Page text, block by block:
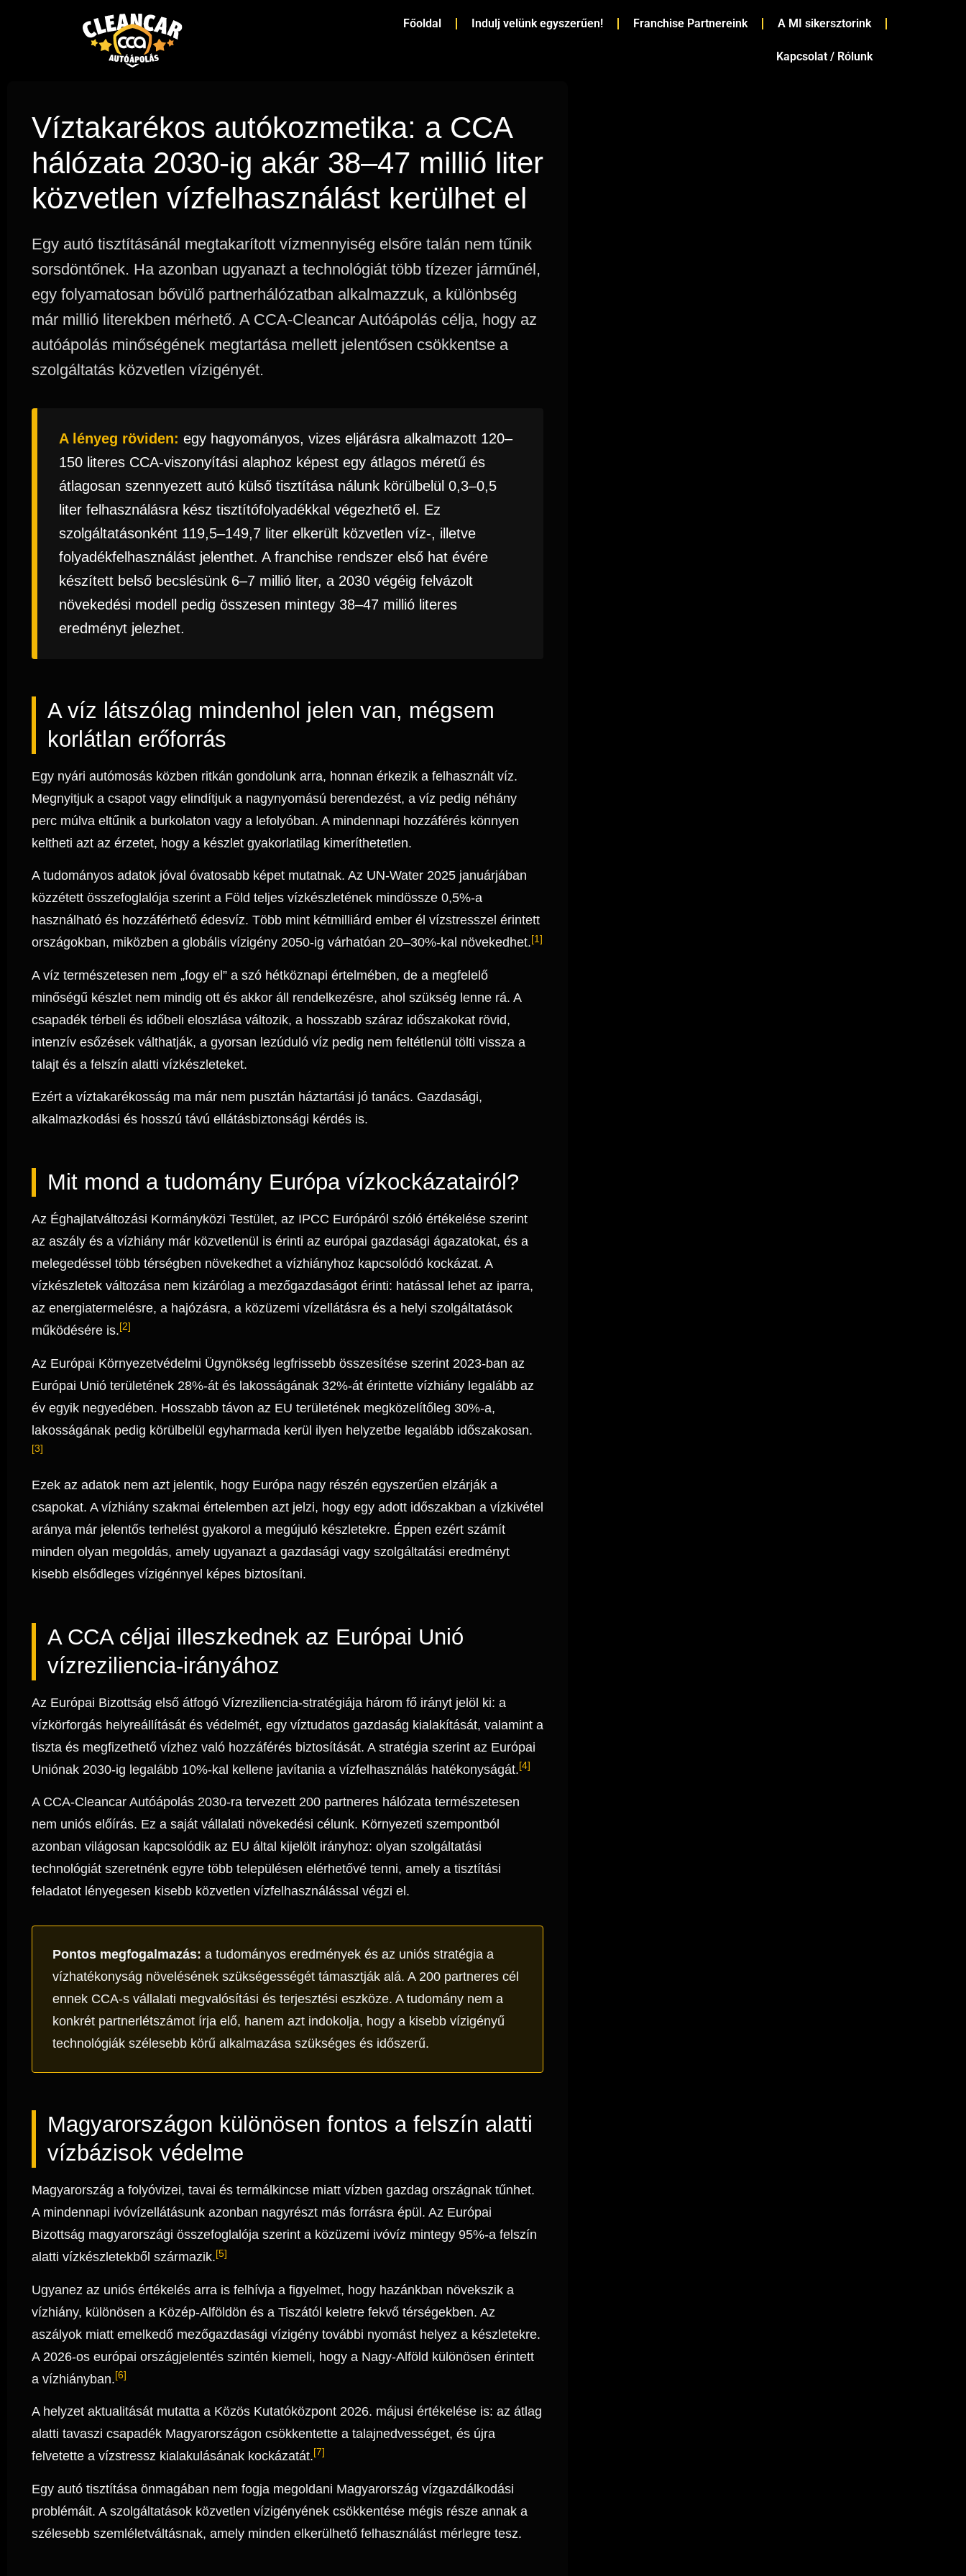
Főoldal Indulj velünk egyszerűen! Franchise Partnereink A MI sikersztorink
Kapcsolat / Rólunk
Vállalkozás indítás biztonságosan: Koppány története a CCA START programmal A víz nélküli autómosás előnyei és hátrányai – vagy inkább vízmentes autókozmetika?
Víztakarékos autókozmetika: a CCA
hálózata 2030-ig akár 38–47 millió liter
közvetlen vízfelhasználást kerülhet el
Egy autó tisztításánál megtakarított vízmennyiség elsőre talán nem tűnik
sorsdöntőnek. Ha azonban ugyanazt a technológiát több tízezer járműnél,
egy folyamatosan bővülő partnerhálózatban alkalmazzuk, a különbség
már millió literekben mérhető. A CCA-Cleancar Autóápolás célja, hogy az
autóápolás minőségének megtartása mellett jelentősen csökkentse a
szolgáltatás közvetlen vízigényét.
A lényeg röviden: egy hagyományos, vizes eljárásra alkalmazott 120–
150 literes CCA-viszonyítási alaphoz képest egy átlagos méretű és
átlagosan szennyezett autó külső tisztítása nálunk körülbelül 0,3–0,5
liter felhasználásra kész tisztítófolyadékkal végezhető el. Ez
szolgáltatásonként 119,5–149,7 liter elkerült közvetlen víz-, illetve
folyadékfelhasználást jelenthet. A franchise rendszer első hat évére
készített belső becslésünk 6–7 millió liter, a 2030 végéig felvázolt
növekedési modell pedig összesen mintegy 38–47 millió literes
eredményt jelezhet.
A víz látszólag mindenhol jelen van, mégsem
korlátlan erőforrás
Egy nyári autómosás közben ritkán gondolunk arra, honnan érkezik a felhasznált víz.
Megnyitjuk a csapot vagy elindítjuk a nagynyomású berendezést, a víz pedig néhány
perc múlva eltűnik a burkolaton vagy a lefolyóban. A mindennapi hozzáférés könnyen
keltheti azt az érzetet, hogy a készlet gyakorlatilag kimeríthetetlen.
A tudományos adatok jóval óvatosabb képet mutatnak. Az UN-Water 2025 januárjában
közzétett összefoglalója szerint a Föld teljes vízkészletének mindössze 0,5%-a
használható és hozzáférhető édesvíz. Több mint kétmilliárd ember él vízstresszel érintett
országokban, miközben a globális vízigény 2050-ig várhatóan 20–30%-kal növekedhet.[1]
A víz természetesen nem „fogy el” a szó hétköznapi értelmében, de a megfelelő
minőségű készlet nem mindig ott és akkor áll rendelkezésre, ahol szükség lenne rá. A
csapadék térbeli és időbeli eloszlása változik, a hosszabb száraz időszakokat rövid,
intenzív esőzések válthatják, a gyorsan lezúduló víz pedig nem feltétlenül tölti vissza a
talajt és a felszín alatti vízkészleteket.
Ezért a víztakarékosság ma már nem pusztán háztartási jó tanács. Gazdasági,
alkalmazkodási és hosszú távú ellátásbiztonsági kérdés is.
Mit mond a tudomány Európa vízkockázatairól?
Az Éghajlatváltozási Kormányközi Testület, az IPCC Európáról szóló értékelése szerint
az aszály és a vízhiány már közvetlenül is érinti az európai gazdasági ágazatokat, és a
melegedéssel több térségben növekedhet a vízhiányhoz kapcsolódó kockázat. A
vízkészletek változása nem kizárólag a mezőgazdaságot érinti: hatással lehet az iparra,
az energiatermelésre, a hajózásra, a közüzemi vízellátásra és a helyi szolgáltatások
működésére is. [2]
Az Európai Környezetvédelmi Ügynökség legfrissebb összesítése szerint 2023-ban az
Európai Unió területének 28%-át és lakosságának 32%-át érintette vízhiány legalább az
év egyik negyedében. Hosszabb távon az EU területének megközelítőleg 30%-a,
lakosságának pedig körülbelül egyharmada kerül ilyen helyzetbe legalább időszakosan.
[3]
Ezek az adatok nem azt jelentik, hogy Európa nagy részén egyszerűen elzárják a
csapokat. A vízhiány szakmai értelemben azt jelzi, hogy egy adott időszakban a vízkivétel
aránya már jelentős terhelést gyakorol a megújuló készletekre. Éppen ezért számít
minden olyan megoldás, amely ugyanazt a gazdasági vagy szolgáltatási eredményt
kisebb elsődleges vízigénnyel képes biztosítani.
A CCA céljai illeszkednek az Európai Unió
vízreziliencia-irányához
Az Európai Bizottság első átfogó Vízreziliencia-stratégiája három fő irányt jelöl ki: a
vízkörforgás helyreállítását és védelmét, egy víztudatos gazdaság kialakítását, valamint a
tiszta és megfizethető vízhez való hozzáférés biztosítását. A stratégia szerint az Európai
Uniónak 2030-ig legalább 10%-kal kellene javítania a vízfelhasználás hatékonyságát. [4]
A CCA-Cleancar Autóápolás 2030-ra tervezett 200 partneres hálózata természetesen
nem uniós előírás. Ez a saját vállalati növekedési célunk. Környezeti szempontból
azonban világosan kapcsolódik az EU által kijelölt irányhoz: olyan szolgáltatási
technológiát szeretnénk egyre több településen elérhetővé tenni, amely a tisztítási
feladatot lényegesen kisebb közvetlen vízfelhasználással végzi el.
Pontos megfogalmazás: a tudományos eredmények és az uniós stratégia a
vízhatékonyság növelésének szükségességét támasztják alá. A 200 partneres cél
ennek CCA-s vállalati megvalósítási és terjesztési eszköze. A tudomány nem a
konkrét partnerlétszámot írja elő, hanem azt indokolja, hogy a kisebb vízigényű
technológiák szélesebb körű alkalmazása szükséges és időszerű.
Magyarországon különösen fontos a felszín alatti
vízbázisok védelme
Magyarország a folyóvizei, tavai és termálkincse miatt vízben gazdag országnak tűnhet.
A mindennapi ivóvízellátásunk azonban nagyrészt más forrásra épül. Az Európai
Bizottság magyarországi összefoglalója szerint a közüzemi ivóvíz mintegy 95%-a felszín
alatti vízkészletekből származik.[5]
Ugyanez az uniós értékelés arra is felhívja a figyelmet, hogy hazánkban növekszik a
vízhiány, különösen a Közép-Alföldön és a Tiszától keletre fekvő térségekben. Az
aszályok miatt emelkedő mezőgazdasági vízigény további nyomást helyez a készletekre.
A 2026-os európai országjelentés szintén kiemeli, hogy a Nagy-Alföld különösen érintett
a vízhiányban. [6]
A helyzet aktualitását mutatta a Közös Kutatóközpont 2026. májusi értékelése is: az átlag
alatti tavaszi csapadék Magyarországon csökkentette a talajnedvességet, és újra
felvetette a vízstressz kialakulásának kockázatát. [7]
Egy autó tisztítása önmagában nem fogja megoldani Magyarország vízgazdálkodási
problémáit. A szolgáltatások közvetlen vízigényének csökkentése mégis része annak a
szélesebb szemléletváltásnak, amely minden elkerülhető felhasználást mérlegre tesz.